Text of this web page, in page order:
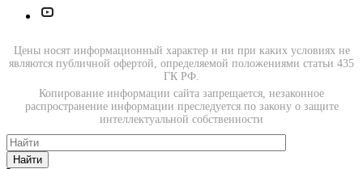
Цены носят информационный характер и ни при каких условиях не
являются публичной офертой, определяемой положениями статьи 435
ГК РФ.
Копирование информации сайта запрещается, незаконное
распространение информации преследуется по закону о защите
интеллектуальной собственности
Найти